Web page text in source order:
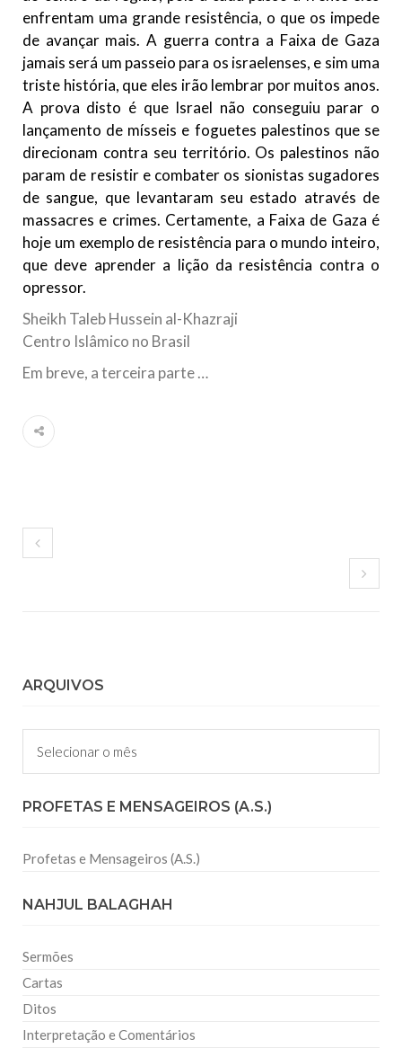
enfrentam uma grande resistência, o que os impede
de avançar mais. A guerra contra a Faixa de Gaza
jamais será um passeio para os israelenses, e sim uma
triste história, que eles irão lembrar por muitos anos.
A prova disto é que Israel não conseguiu parar o
lançamento de mísseis e foguetes palestinos que se
direcionam contra seu território. Os palestinos não
param de resistir e combater os sionistas sugadores
de sangue, que levantaram seu estado através de
massacres e crimes. Certamente, a Faixa de Gaza é
hoje um exemplo de resistência para o mundo inteiro,
que deve aprender a lição da resistência contra o
opressor.
Sheikh Taleb Hussein al-Khazraji
Centro Islâmico no Brasil
Em breve, a terceira parte …
ARQUIVOS
Arquivos
PROFETAS E MENSAGEIROS (A.S.)
Profetas e Mensageiros (A.S.)
NAHJUL BALAGHAH
Sermões
Cartas
Ditos
Interpretação e Comentários